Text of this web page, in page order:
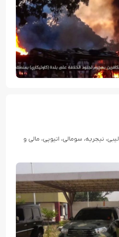
نیجریه، سومالی، اتیوپی، مالی و